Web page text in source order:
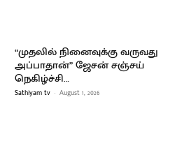
“முதலில் நினைவுக்கு வருவது
அப்பாதான்” ஜேசன் சஞ்சய்
நெகிழ்ச்சி…
Sathiyam tv - August 1, 2026